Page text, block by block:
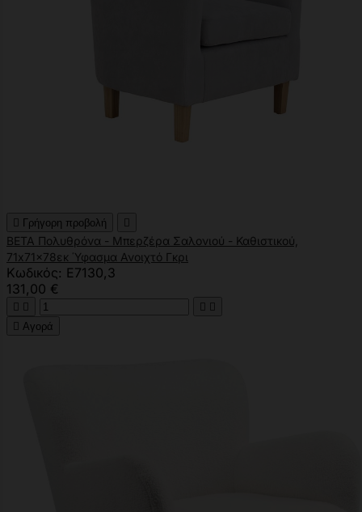
 Γρήγορη προβολή 
BETA Πολυθρόνα - Μπερζέρα Σαλονιού - Καθιστικού,
71x71x78εκ Ύφασμα Ανοιχτό Γκρι
Κωδικός: Ε7130,3
131,00 €
   
 Αγορά